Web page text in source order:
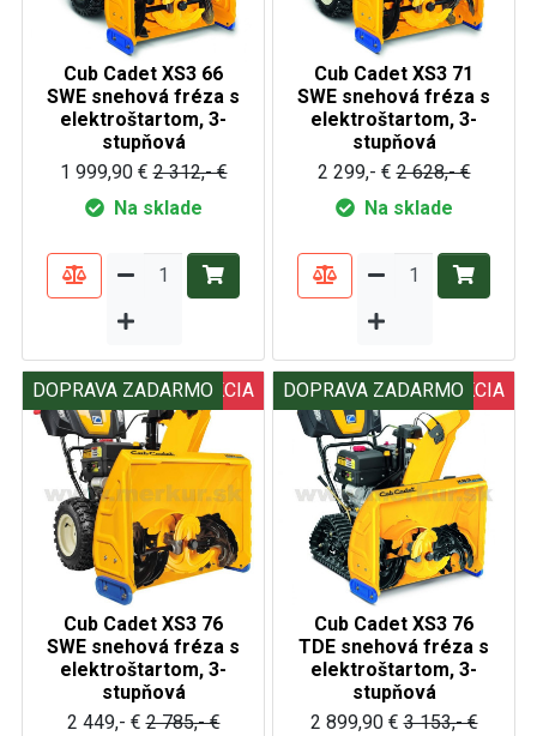
Cub Cadet XS3 66
SWE snehová fréza s
elektroštartom, 3-
stupňová
1 999,90 € 2 312,- €
Na sklade
Cub Cadet XS3 71
SWE snehová fréza s
elektroštartom, 3-
stupňová
2 299,- € 2 628,- €
Na sklade
AKCIA
DOPRAVA ZADARMO
Cub Cadet XS3 76
SWE snehová fréza s
elektroštartom, 3-
stupňová
2 449,- € 2 785,- €
AKCIA
DOPRAVA ZADARMO
Cub Cadet XS3 76
TDE snehová fréza s
elektroštartom, 3-
stupňová
2 899,90 € 3 153,- €